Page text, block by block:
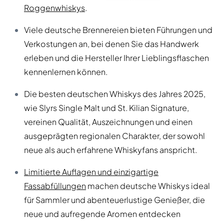
Roggenwhiskys.
Viele deutsche Brennereien bieten Führungen und
Verkostungen an, bei denen Sie das Handwerk
erleben und die Hersteller Ihrer Lieblingsflaschen
kennenlernen können.
Die besten deutschen Whiskys des Jahres 2025,
wie Slyrs Single Malt und St. Kilian Signature,
vereinen Qualität, Auszeichnungen und einen
ausgeprägten regionalen Charakter, der sowohl
neue als auch erfahrene Whiskyfans anspricht.
Limitierte Auflagen und einzigartige
Fassabfüllungen machen deutsche Whiskys ideal
für Sammler und abenteuerlustige Genießer, die
neue und aufregende Aromen entdecken